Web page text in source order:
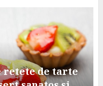
retete de tarte